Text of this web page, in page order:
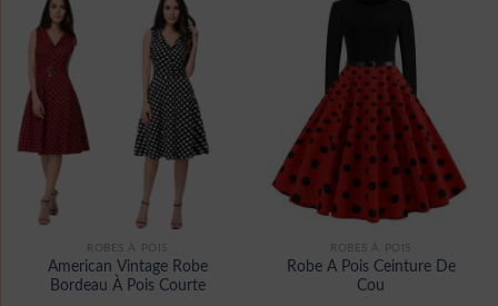
ROBES À POIS
American Vintage Robe
Bordeau À Pois Courte
ROBES À POIS
Robe A Pois Ceinture De
Cou